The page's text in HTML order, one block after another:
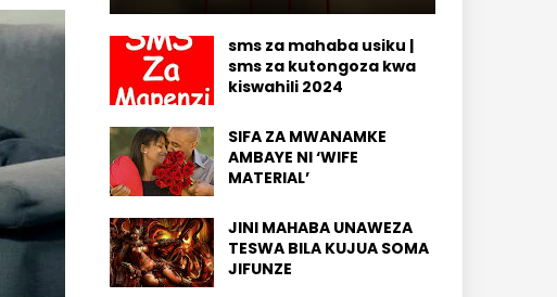
sms za mahaba usiku |
sms za kutongoza kwa
kiswahili 2024
SIFA ZA MWANAMKE
AMBAYE NI ‘WIFE
MATERIAL’
JINI MAHABA UNAWEZA
TESWA BILA KUJUA SOMA
JIFUNZE